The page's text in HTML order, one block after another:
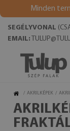
Minden
SEGÉLYVONAL
EMAIL:
/ AKRILKÉPEK /